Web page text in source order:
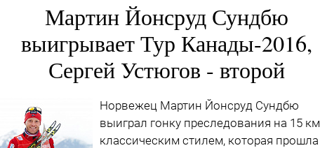
Мартин Йонсруд Сундбю
выигрывает Тур Канады-2016,
Сергей Устюгов - второй
Норвежец Мартин Йонсруд Сундбю
выиграл гонку преследования на 15 км
классическим стилем, которая прошла